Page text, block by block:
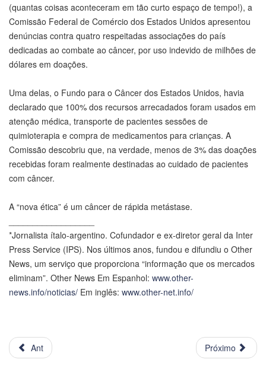
(quantas coisas aconteceram em tão curto espaço de tempo!), a
Comissão Federal de Comércio dos Estados Unidos apresentou
denúncias contra quatro respeitadas associações do país
dedicadas ao combate ao câncer, por uso indevido de milhões de
dólares em doações.
Uma delas, o Fundo para o Câncer dos Estados Unidos, havia
declarado que 100% dos recursos arrecadados foram usados em
atenção médica, transporte de pacientes sessões de
quimioterapia e compra de medicamentos para crianças. A
Comissão descobriu que, na verdade, menos de 3% das doações
recebidas foram realmente destinadas ao cuidado de pacientes
com câncer.
A “nova ética” é um câncer de rápida metástase.
*Jornalista ítalo-argentino. Cofundador e ex-diretor geral da Inter
Press Service (IPS). Nos últimos anos, fundou e difundiu o Other
News, um serviço que proporciona “informação que os mercados
eliminam”. Other News Em Espanhol: www.other-
news.info/noticias/ Em inglês: www.other-net.info/
Ant Próximo